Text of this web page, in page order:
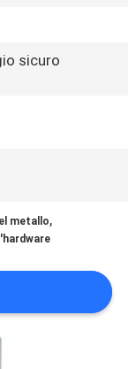
sicuro
metallo,